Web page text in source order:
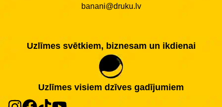
banani@druku.lv
Uzlīmes svētkiem, biznesam un ikdienai
Uzlīmes visiem dzīves gadījumiem